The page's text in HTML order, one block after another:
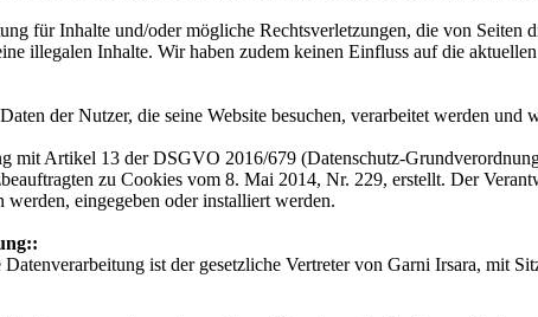
für Inhalte und/oder mögliche Rechtsverletzungen, die von
illegalen Inhalte. Wir haben zudem keinen Einfluss auf die
der Nutzer, die seine Website besuchen, verarbeitet werden
mit Artikel 13 der DSGVO 2016/679 (Datenschutz-
zu Cookies vom 8. Mai 2014, Nr. 229, erstellt. Der
eingegeben oder installiert werden.
ist der gesetzliche Vertreter von Garni Irsara, mit